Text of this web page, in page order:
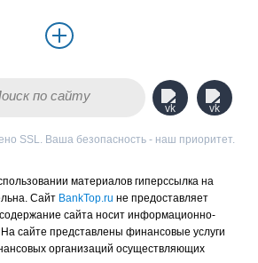
SSL. Ваша безопасность - наш приоритет.
материалов гиперссылка на
Сайт BankTop.ru не предоставляет
сайта носит информационно-
сайте представлены финансовые услуги
организаций осуществляющих